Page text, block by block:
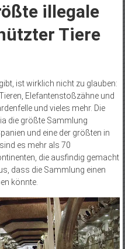
illegale
Tiere
ist wirklich nicht zu glauben:
Elefantenstoßzähne und
und vieles mehr. Die
die größte Sammlung
und eine der größten in
es mehr als 70
die ausfindig gemacht
dass die Sammlung einen
könnte.